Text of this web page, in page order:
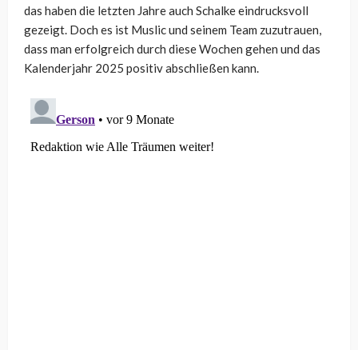
das haben die letzten Jahre auch Schalke eindrucksvoll
gezeigt. Doch es ist Muslic und seinem Team zuzutrauen,
dass man erfolgreich durch diese Wochen gehen und das
Kalenderjahr 2025 positiv abschließen kann.